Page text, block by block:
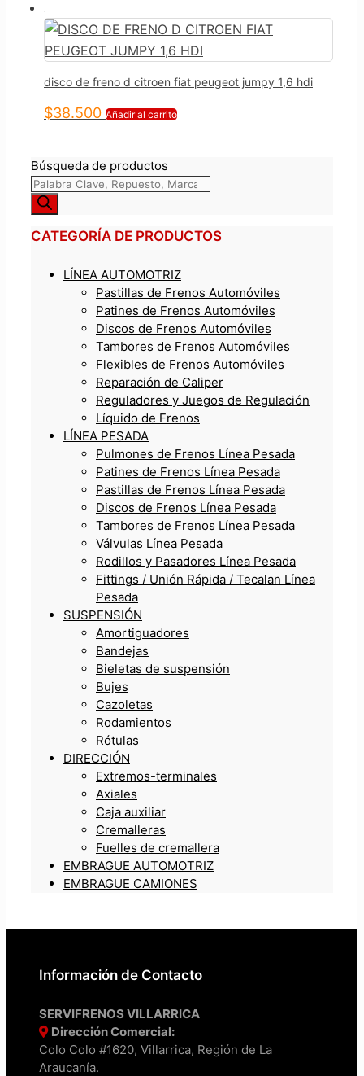
disco de freno d citroen fiat peugeot jumpy 1,6 hdi
$38.500 Añadir al carrito
Búsqueda de productos
CATEGORÍA DE PRODUCTOS
LÍNEA AUTOMOTRIZ
Pastillas de Frenos Automóviles
Patines de Frenos Automóviles
Discos de Frenos Automóviles
Tambores de Frenos Automóviles
Flexibles de Frenos Automóviles
Reparación de Caliper
Reguladores y Juegos de Regulación
Líquido de Frenos
LÍNEA PESADA
Pulmones de Frenos Línea Pesada
Patines de Frenos Línea Pesada
Pastillas de Frenos Línea Pesada
Discos de Frenos Línea Pesada
Tambores de Frenos Línea Pesada
Válvulas Línea Pesada
Rodillos y Pasadores Línea Pesada
Fittings / Unión Rápida / Tecalan Línea
Pesada
SUSPENSIÓN
Amortiguadores
Bandejas
Bieletas de suspensión
Bujes
Cazoletas
Rodamientos
Rótulas
DIRECCIÓN
Extremos-terminales
Axiales
Caja auxiliar
Cremalleras
Fuelles de cremallera
EMBRAGUE AUTOMOTRIZ
EMBRAGUE CAMIONES
Información de Contacto
SERVIFRENOS VILLARRICA
Dirección Comercial:
Colo Colo #1620, Villarrica, Región de La
Araucanía.